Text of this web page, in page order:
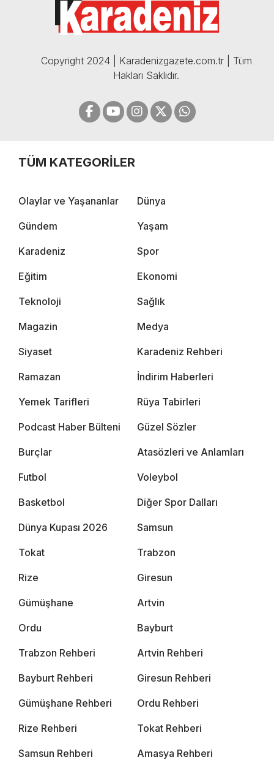
05.12.2024
Copyright 2024 | Karadenizgazete.com.tr | Tüm
Hakları Saklıdır.
TÜM KATEGORİLER
Olaylar ve Yaşananlar Dünya
Gündem Yaşam
Karadeniz Spor
Eğitim Ekonomi
Teknoloji Sağlık
Magazin Medya
Siyaset Karadeniz Rehberi
Ramazan İndirim Haberleri
Yemek Tarifleri Rüya Tabirleri
Podcast Haber Bülteni Güzel Sözler
Burçlar Atasözleri ve Anlamları
Futbol Voleybol
Basketbol Diğer Spor Dalları
Dünya Kupası 2026 Samsun
Tokat Trabzon
Rize Giresun
Gümüşhane Artvin
Ordu Bayburt
Trabzon Rehberi Artvin Rehberi
Bayburt Rehberi Giresun Rehberi
Gümüşhane Rehberi Ordu Rehberi
Rize Rehberi Tokat Rehberi
Samsun Rehberi Amasya Rehberi